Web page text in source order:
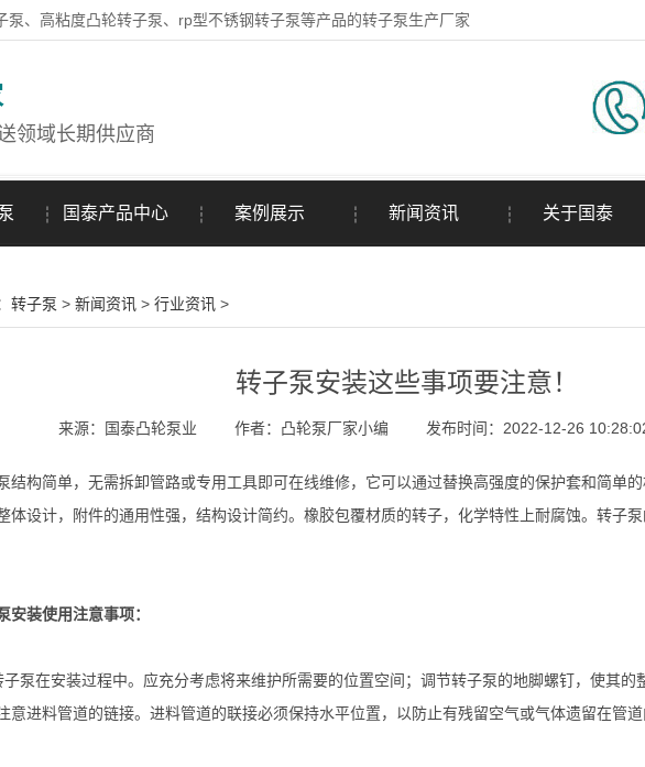
泵、高粘度凸轮转子泵、rp型不锈钢转子泵等产品的转子泵生产厂家
领域长期供应商
国泰产品中心 案例展示 新闻资讯 关于国泰
转子泵 > 新闻资讯 > 行业资讯 >
转子泵安装这些事项要注意！
来源：国泰凸轮泵业 作者：凸轮泵厂家小编 发布时间：2022-12-26
构简单，无需拆卸管路或专用工具即可在线维修，它可以通过替换高强度的保护套和简单
体设计，附件的通用性强，结构设计简约。橡胶包覆材质的转子，化学特性上耐腐蚀。转子
装使用注意事项：
在安装过程中。应充分考虑将来维护所需要的位置空间；调节转子泵的地脚螺钉，使其的
意进料管道的链接。进料管道的联接必须保持水平位置，以防止有残留空气或气体遗留在管道